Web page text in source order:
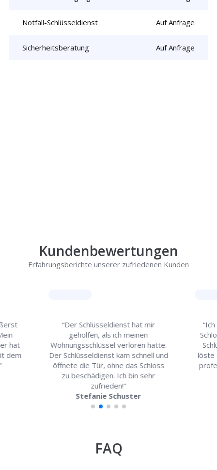
Notfall-Schlüsseldienst Auf Anfrage
Sicherheitsberatung Auf Anfrage
Kundenbewertungen
Erfahrungsberichte unserer zufriedenen Kunden
hat
dem
“Der Schlüsseldienst hat mir
geholfen, als ich meinen
Wohnungsschlüssel verloren hatte.
Der Schlüsseldienst kam schnell und
öffnete die Tür, ohne das Schloss
zu beschädigen. Ich bin sehr
zufrieden!”
Stefanie Schuster
löste
FAQ